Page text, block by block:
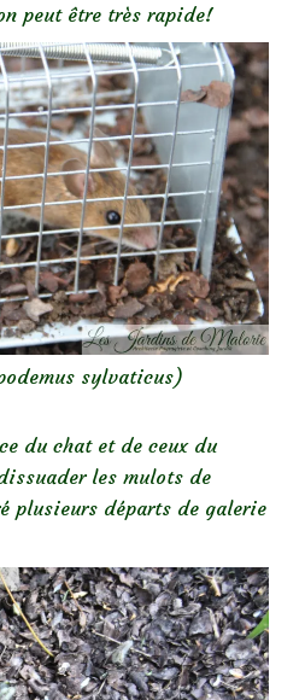
peut être très rapide!
sylvaticus)
du chat et de ceux du
les mulots de
plusieurs départs de galerie